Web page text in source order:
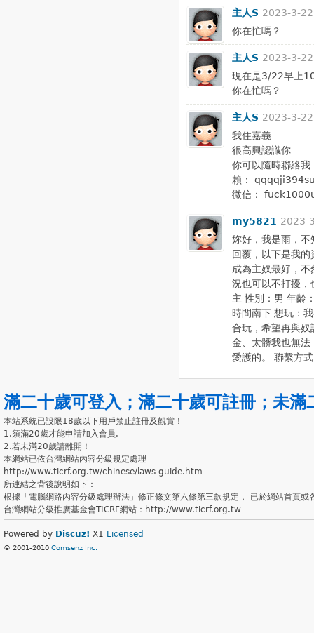
主人S 2023-3-
你在忙嗎？
主人S 2023-3-
現在是3/22早上
你在忙嗎？
主人S 2023-3-
我住嘉義
很高興認識你
你可以隨時聯絡我
賴：
微信：
my5821 2023-
妳好，我是雨，不
回覆，以下是我
成為主奴最好，
況也可以不打擾
主 性別：男 年齡
時間南下 想玩：
合玩，希望再與
金、太髒我也無
愛護的。 聯繫方
滿二十歲可登入 ； 滿二十歲可註冊 ； 未滿
本站系統已設限18歲以下用戶禁止註冊及觀賞！
1.須滿20歲才能申請加入會員.
2.若未滿20歲請離開！
本網站已依台灣網站內容分級規定處理
http://www.ticrf.org.tw/chinese/laws-guide.htm
所連結之背後說明如下：
根據「電腦網路內容分級處理辦法」修正條文第六條第三款規定， 已於網站首頁
台灣網站分級推廣基金會TICRF網站：http://www.ticrf.org.tw
Powered by Discuz! X1 Licensed
© 2001-2010 Comsenz Inc.